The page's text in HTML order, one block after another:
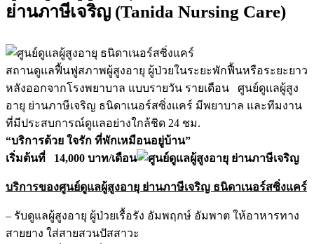
ย่านภาษีเจริญ (Tanida Nursing Care)
สถานดูแลฟื้นฟูสภาพผู้สูงอายุ ผู้ป่วยในระยะพักฟื้นหรือระยะยาว
หลังออกจากโรงพยาบาล แบบรายวัน รายเดือน ศูนย์ดูแลผู้สูง
อายุ ย่านภาษีเจริญ ธนิดาเนอร์สซิ่งแคร์ มีพยาบาล และทีมงาน
ที่มีประสบการณ์ดูแลอย่างใกล้ชิด 24 ชม.
“บริการด้วย ใจรัก ที่พักเหมือนอยู่บ้าน”
เริ่มต้นที่ 14,000 บาท/เดือน
บริการของศูนย์ดูแลผู้สูงอายุ ย่านภาษีเจริญ ธนิดาเนอร์สซิ่งแคร์
– รับดูแลผู้สูงอายุ ผู้ป่วยเรื้อรัง อัมพฤกษ์ อัมพาต ให้อาหารทาง
สายยาง ใส่สายสวนปัสสาวะ